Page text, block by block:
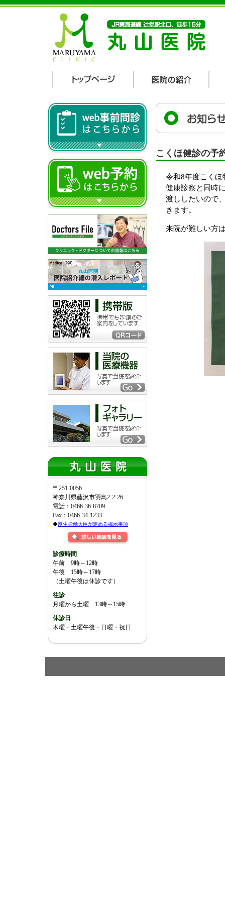
〒251-0056
神奈川県藤沢市羽鳥2-2-26
電話：0466-36-8709
Fax：0466-34-1233
◆厚生労働大臣が定める掲示事項
診療時間
午前 9時～12時
午後 15時～17時
（土曜午後は休診です）
往診
月曜から土曜 13時～15時
休診日
木曜・土曜午後・日曜・祝日
こくほ健診の予
令和8年度こく
健康診察と同時
渡ししたいので
きます。
来院が難しい方